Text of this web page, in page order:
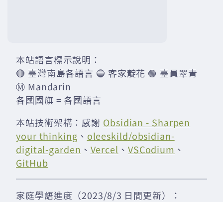
本站語言標示說明：
🔴 臺灣南島各語言 🔵 客家靛花 🟢 臺員翠青
Ⓜ️ Mandarin
各國國旗 = 各國語言
本站技術架構：感謝 Obsidian - Sharpen
your thinking 、 oleeskild/obsidian-
digital-garden 、 Vercel 、 VSCodium 、
GitHub
家庭學語進度（2023/8/3 日間更新）：